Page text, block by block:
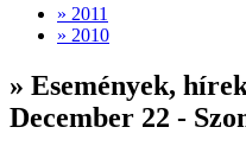
» 2011
» 2010
» Események,
December 22 -